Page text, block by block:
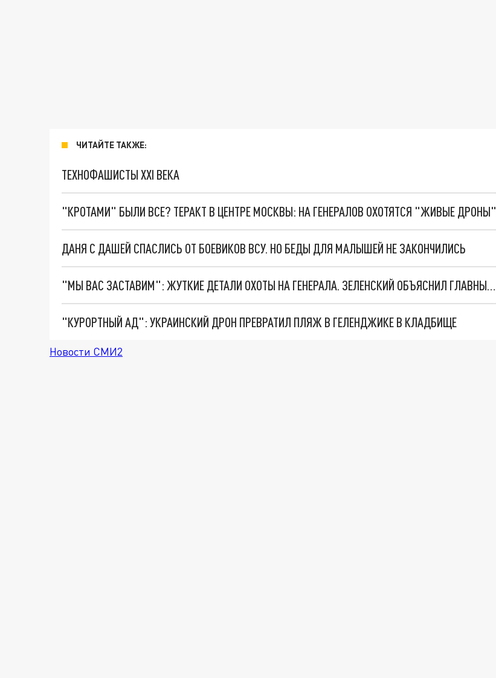
ЧИТАЙТЕ ТАКЖЕ:
ТЕХНОФАШИСТЫ XXI ВЕКА
"КРОТАМИ" БЫЛИ ВСЕ? ТЕРАКТ В ЦЕНТРЕ МОСКВЫ: НА ГЕНЕРАЛОВ ОХОТЯТСЯ "ЖИВЫЕ ДРОНЫ"
ДАНЯ С ДАШЕЙ СПАСЛИСЬ ОТ БОЕВИКОВ ВСУ. НО БЕДЫ ДЛЯ МАЛЫШЕЙ НЕ ЗАКОНЧИЛИСЬ
"МЫ ВАС ЗАСТАВИМ": ЖУТКИЕ ДЕТАЛИ ОХОТЫ НА ГЕНЕРАЛА. ЗЕЛЕНСКИЙ ОБЪЯСНИЛ ГЛАВНЫЙ СМЫСЛ ТЕРАКТА В ЦЕНТРЕ МОСКВЫ
"КУРОРТНЫЙ АД": УКРАИНСКИЙ ДРОН ПРЕВРАТИЛ ПЛЯЖ В ГЕЛЕНДЖИКЕ В КЛАДБИЩЕ
Новости СМИ2